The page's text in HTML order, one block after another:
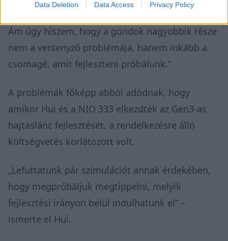
Data Deletion Data Access Privacy Policy
Ám úgy hiszem, hogy a gondok nagyobbik része
nem a versenyző problémája, hanem inkább a
csomagé, amit fejleszteni próbálunk.”
A problémák főképp abból adódnak, hogy
amikor Hui és a NIO 333 elkezdték az Gen3-as
hajtáslánc fejlesztését, a rendelkezésre álló
költségvetés korlátozott volt.
„Lefuttatunk pár szimulációt annak érdekében,
hogy megpróbáljuk megtippelni, melyik
fejlesztési irányon belül indulhatunk el” –
ismerte el Hui.